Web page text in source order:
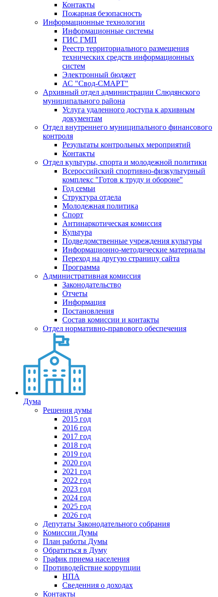
Контакты
Пожарная безопасность
Информационные технологии
Информационные системы
ГИС ГМП
Реестр территориального размещения
технических средств информационных
систем
Электронный бюджет
АС "Свод-СМАРТ"
Архивный отдел администрации Слюдянского
муниципального района
Услуга удаленного доступа к архивным
документам
Отдел внутреннего муниципального финансового
контроля
Результаты контрольных мероприятий
Контакты
Отдел культуры, спорта и молодежной политики
Всероссийский спортивно-физкультурный
комплекс "Готов к труду и обороне"
Год семьи
Структура отдела
Молодежная политика
Спорт
Антинаркотическая комиссия
Культура
Подведомственные учреждения культуры
Информационно-методические материалы
Переход на другую страницу сайта
Программа
Административная комиссия
Законодательство
Отчеты
Информация
Постановления
Состав комиссии и контакты
Отдел нормативно-правового обеспечения
Дума
Решения думы
2015 год
2016 год
2017 год
2018 год
2019 год
2020 год
2021 год
2022 год
2023 год
2024 год
2025 год
2026 год
Депутаты Законодательного собрания
Комиссии Думы
План работы Думы
Обратиться в Думу
График приема населения
Противодействие коррупции
НПА
Сведенния о доходах
Контакты